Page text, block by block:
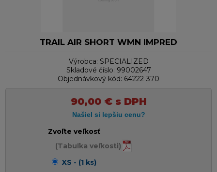
TRAIL AIR SHORT WMN IMPRED
Výrobca: SPECIALIZED
Skladové číslo: 99002647
Objednávkový kód: 64222-370
90,00 €s DPH
Zvoľte veľkosť
(Tabuľka veľkosti)
XS - (1 ks)